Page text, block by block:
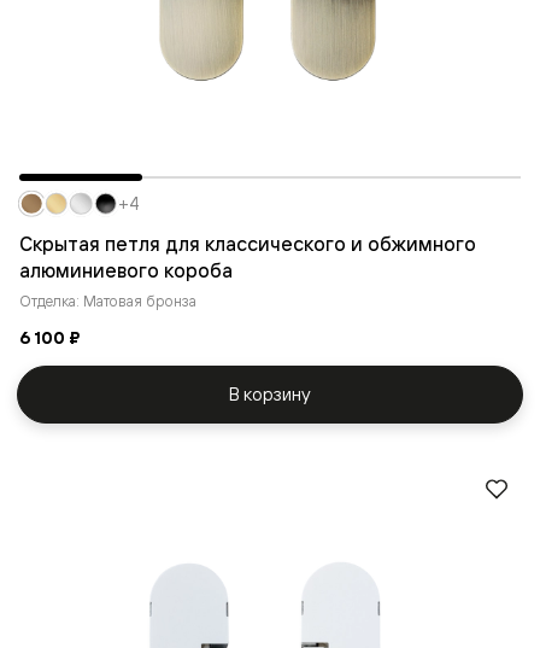
Скрытая петля для классического и обжимного
алюминиевого короба
Отделка: Матовая бронза
6 100 ₽
+4
В корзину